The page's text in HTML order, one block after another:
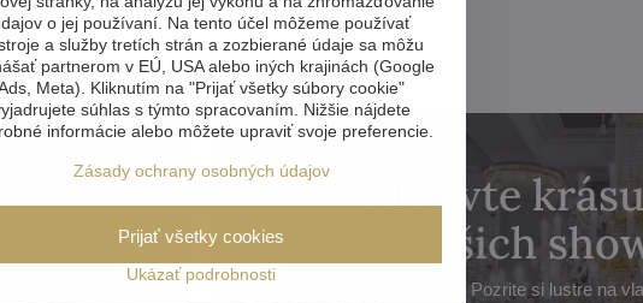
Objavte
v 3 našich
Pozrite si lustre na
o jej používaní. Na tento účel môžeme používať
a služby tretích strán a zozbierané údaje sa môžu
partnerom v EÚ, USA alebo iných krajinách (Google
Meta). Kliknutím na "Prijať všetky súbory cookie"
súhlas s týmto spracovaním. Nižšie nájdete
informácie alebo môžete upraviť svoje preferencie.
Zásady ochrany osobných údajov
Ukázať podrobnosti
Prijať všetky cookies